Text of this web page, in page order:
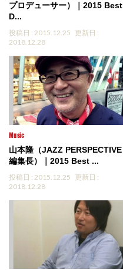
プロデューサー）｜2015 Best
D...
投稿日 : 2015.12.25 更新日 :
2018.12.28
Music
山本隆（JAZZ PERSPECTIVE
編集長）｜2015 Best ...
投稿日 : 2015.12.25 更新日 :
2018.12.28